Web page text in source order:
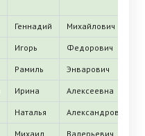
Геннадий Михайлович
Игорь Федорович
Рамиль Энварович
Ирина Алексеевна
Наталья Александровна
Михаил Валерьевич